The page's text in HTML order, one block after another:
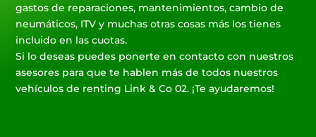
gastos de reparaciones, mantenimientos, cambio de
neumáticos, ITV y muchas otras cosas más los tienes
incluido en las cuotas.
Si lo deseas puedes ponerte en contacto con nuestros
asesores para que te hablen más de todos nuestros
vehículos de renting Link & Co 02. ¡Te ayudaremos!